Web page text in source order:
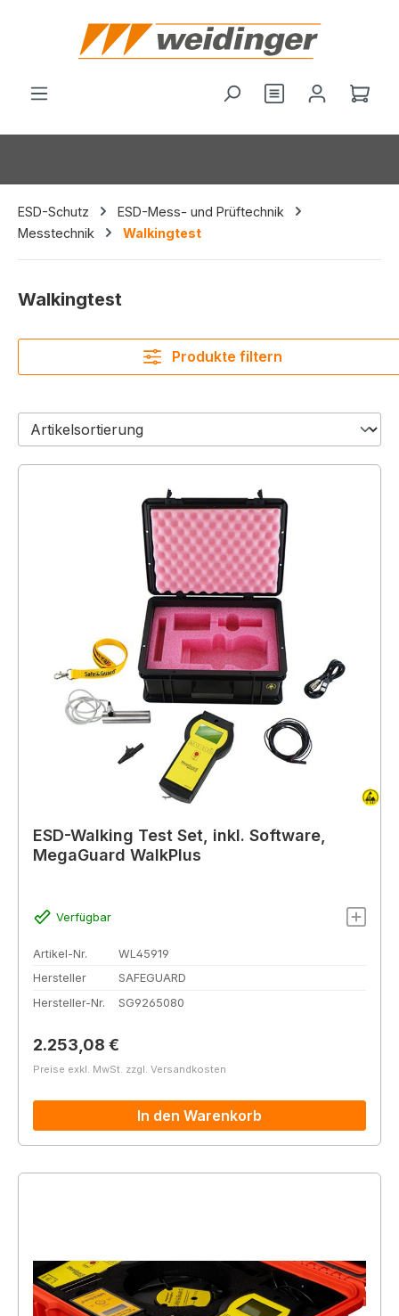
springen
Du hast 0
ESD-Schutz
ESD-Mess- und Prüftechnik
Messtechnik
Walkingtest
Walkingtest
Produkte filtern
ESD-Walking Test Set, inkl. Software,
MegaGuard WalkPlus
Verfügbar
Artikel-Nr.
WL45919
Hersteller
SAFEGUARD
Hersteller-Nr.
SG9265080
Regulärer Preis:
2.253,08 €
Preise exkl. MwSt. zzgl. Versandkosten
In den Warenkorb